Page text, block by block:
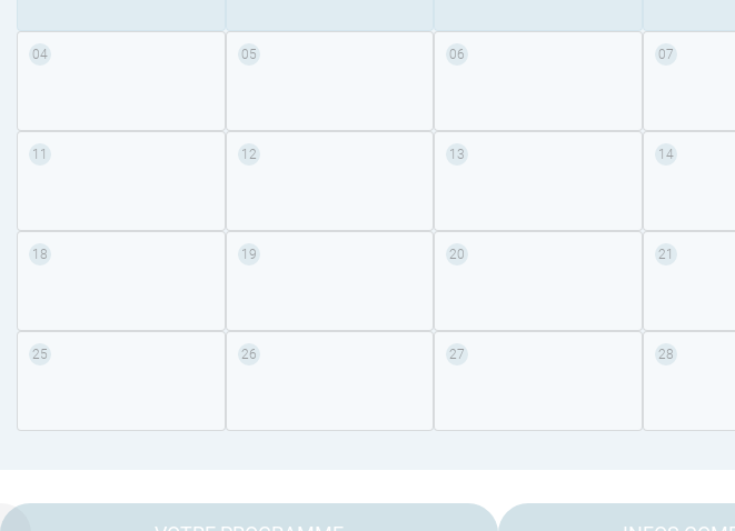
04 05 06 07
11 12 13 14
18 19 20 21
25 26 27 28